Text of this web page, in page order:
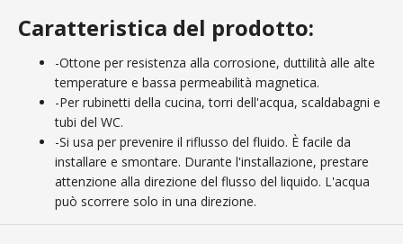
Caratteristica del prodotto:
-Ottone per resistenza alla corrosione, duttilità alle alte
temperature e bassa permeabilità magnetica.
-Per rubinetti della cucina, torri dell'acqua, scaldabagni e
tubi del WC.
-Si usa per prevenire il riflusso del fluido. È facile da
installare e smontare. Durante l'installazione, prestare
attenzione alla direzione del flusso del liquido. L'acqua
può scorrere solo in una direzione.